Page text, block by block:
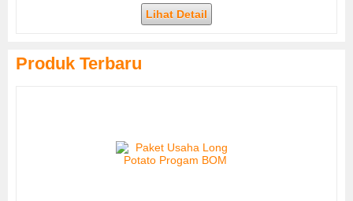
Lihat Detail
Produk Terbaru